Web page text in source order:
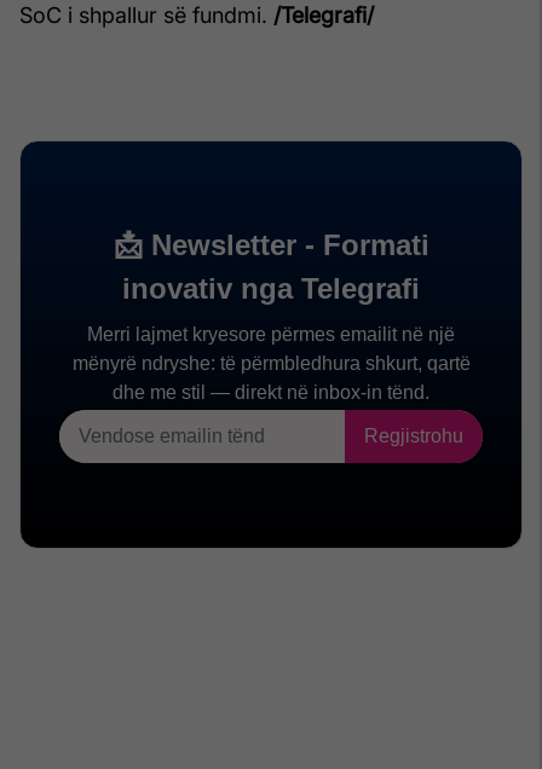
SoC i shpallur së fundmi. /Telegrafi/